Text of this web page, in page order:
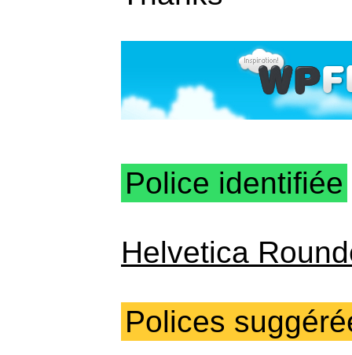
Police identifiée
Helvetica
Polices